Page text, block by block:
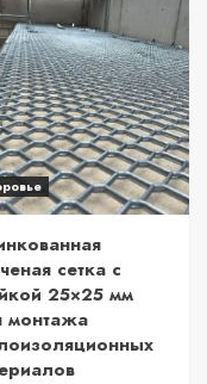
сетка с
25×25 мм
монтажа